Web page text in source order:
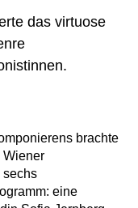
das virtuose
brachte
Wiener
sechs
eine